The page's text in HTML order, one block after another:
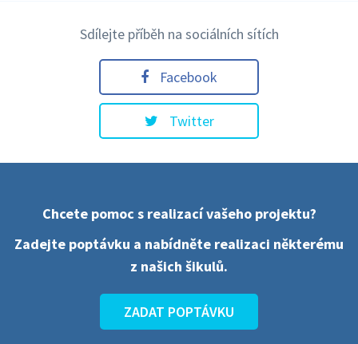
Sdílejte příběh na sociálních sítích
Facebook
Twitter
Chcete pomoc s realizací vašeho projektu?
Zadejte poptávku a nabídněte realizaci některému
z našich šikulů.
ZADAT POPTÁVKU